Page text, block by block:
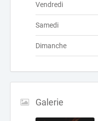
Vendredi
Samedi
Dimanche
Galerie